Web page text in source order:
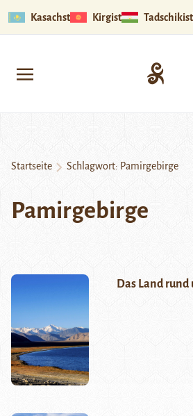
Kasachstan Kirgistan
Startseite Schlagwort: Pamirgebirge
Pamirgebirge
Das Land rund